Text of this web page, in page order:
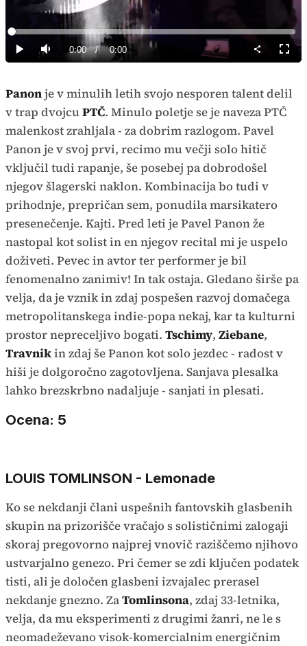
Predvajaj
PredvajajTiho Current
0:00 / Duration
0:00
Loaded:
0%
način
Panonje v minulih letih svojo nesporen talent delil
v trap dvojcuPTČ. Minulo poletje se je naveza PTČ
malenkost zrahljala - za dobrim razlogom. Pavel
Panon je v svoj prvi, recimo mu večji solo hitič
vključil tudi rapanje, še posebej pa dobrodošel
njegov šlagerski naklon. Kombinacija bo tudi v
prihodnje, prepričan sem, ponudila marsikatero
presenečenje. Kajti. Pred leti je Pavel Panon že
nastopal kot solist in en njegov recital mi je uspelo
doživeti. Pevec in avtor ter performer je bil
fenomenalno zanimiv! In tak ostaja. Gledano širše pa
velja, da je vznik in zdaj pospešen razvoj domačega
metropolitanskega indie-popa nekaj, kar ta kulturni
prostor nepreceljivo bogati. Tschimy, Ziebane,
Travnikin zdaj še Panon kot solo jezdec - radost v
hiši je dolgoročno zagotovljena. Sanjava plesalka
lahko brezskrbno nadaljuje - sanjati in plesati.
Ocena: 5
LOUIS TOMLINSON - Lemonade
Ko se nekdanji člani uspešnih fantovskih glasbenih
skupin na prizorišče vračajo s solističnimi zalogaji
skoraj pregovorno najprej vnovič raziščemo njihovo
ustvarjalno genezo. Pri čemer se zdi ključen podatek
tisti, ali je določen glasbeni izvajalec prerasel
nekdanje gnezno. ZaTomlinsona, zdaj 33-letnika,
velja, da mu eksperimenti z drugimi žanri, ne le s
neomadeževano visok-komercialnim energičnim